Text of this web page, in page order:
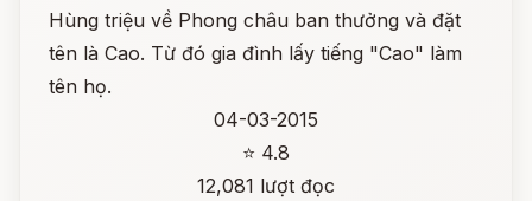
Hùng triệu về Phong châu ban thưởng và đặt
tên là Cao. Từ đó gia đình lấy tiếng "Cao" làm
tên họ.
04-03-2015
⭐ 4.8
12,081 lượt đọc